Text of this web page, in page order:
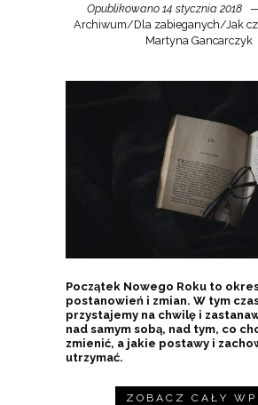
Opublikowano 14 stycznia 2018
Archiwum/Dla zabieganych/Jak
Martyna Gancarczyk
Początek Nowego Roku to
postanowień i zmian. W tym
przystajemy na chwilę i
nad samym sobą, nad tym, co
zmienić, a jakie postawy i
utrzymać.
ZOBACZ CAŁY